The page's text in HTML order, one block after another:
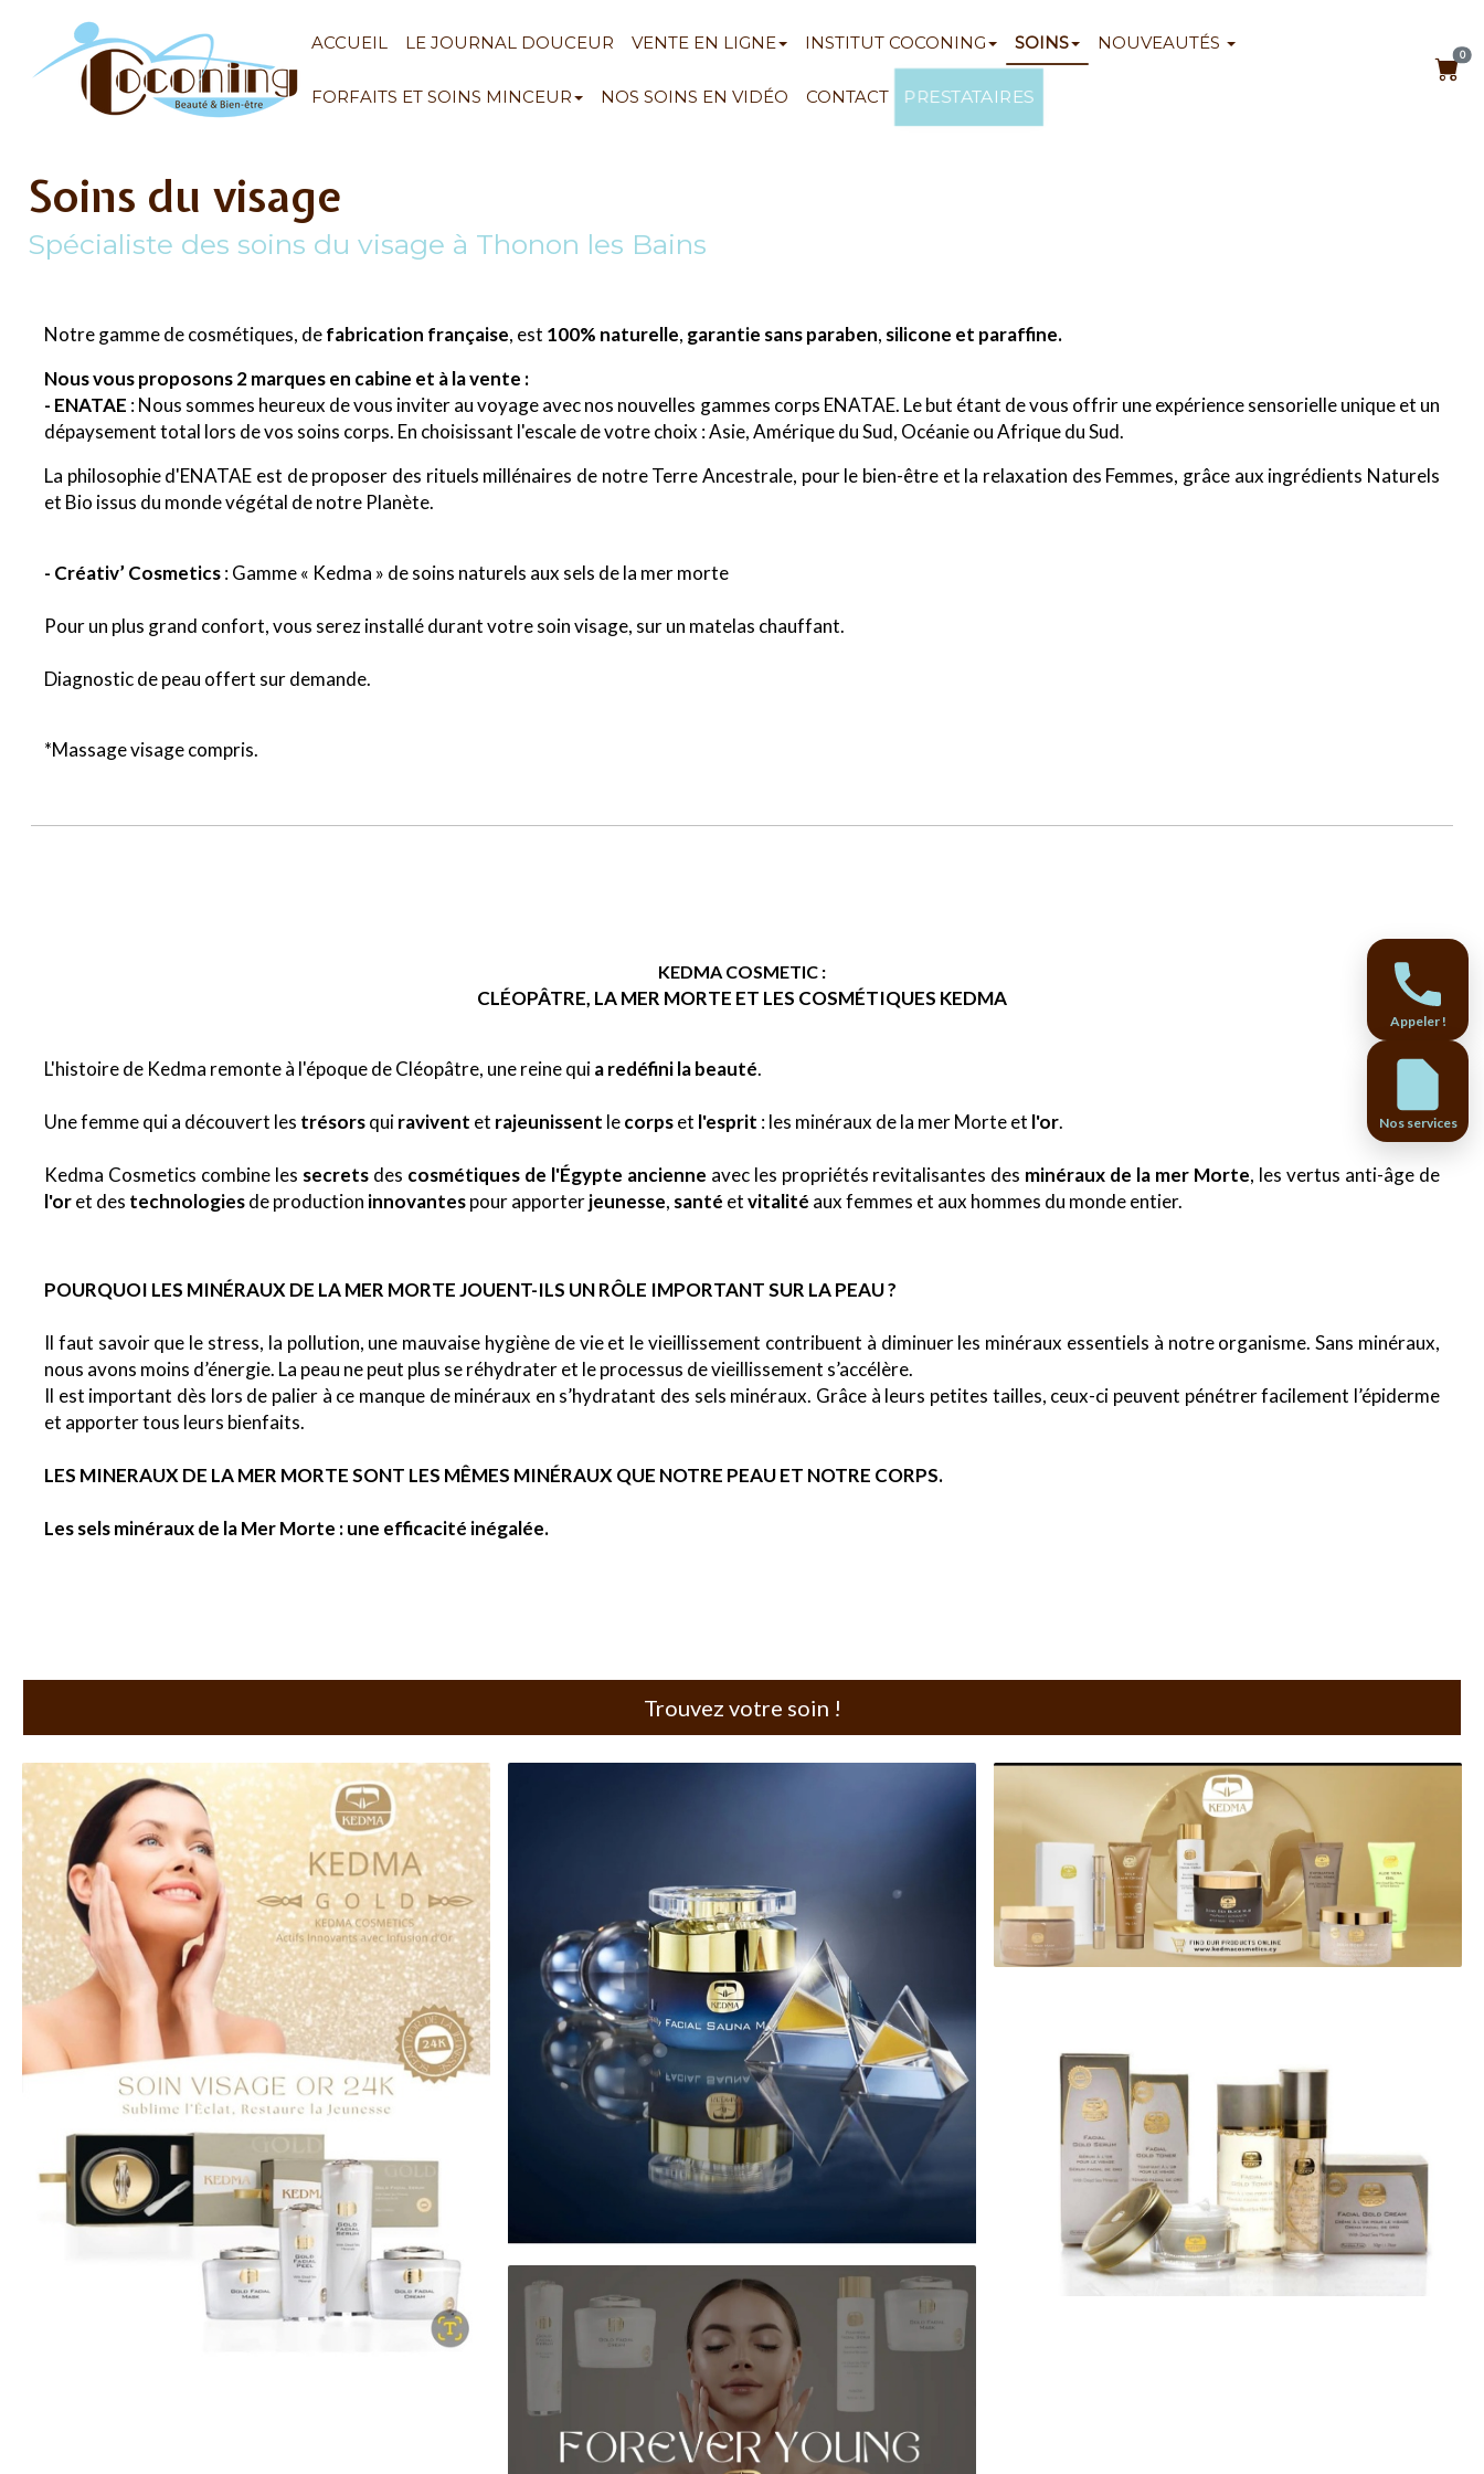
ACCUEIL LE JOURNAL DOUCEUR VENTE EN LIGNE INSTITUT COCONING SOINS NOUVEAUTÉS
FORFAITS ET SOINS MINCEUR NOS SOINS EN VIDÉO CONTACT PRESTATAIRES
0
Soins du visage
Spécialiste des soins du visage à Thonon les Bains
Notre gamme de cosmétiques, defabrication française, est 100% naturelle, garantie sans paraben, silicone et paraffine.
Nous vous proposons 2 marques en cabine et à la vente :
- ENATAE : Nous sommes heureux de vous inviter au voyage avec nos nouvelles gammes corps ENATAE. Le but étant de vous offrir une expérience sensorielle unique et un
dépaysement total lors de vos soins corps. En choisissant l'escale de votre choix : Asie, Amérique du Sud, Océanie ou Afrique du Sud.
La philosophie d'ENATAE est de proposer des rituels millénaires de notre Terre Ancestrale, pour le bien-être et la relaxation des Femmes, grâce aux ingrédients Naturels
et Bio issus du monde végétal de notre Planète.
- Créativ’ Cosmetics: Gamme « Kedma » de soins naturels aux sels de la mer morte
Pour un plus grand confort, vous serez installé durant votre soin visage, sur un matelas chauffant.
Diagnostic de peau offert sur demande.
*Massage visage compris.
KEDMA COSMETIC :
CLÉOPÂTRE, LA MER MORTE ET LES COSMÉTIQUES KEDMA
L'histoire de Kedma remonte à l'époque de Cléopâtre, une reine quia redéfini la beauté.
Une femme qui a découvert les trésorsquiravivent et rajeunissent lecorpset l'esprit : les minéraux de la mer Morte et l'or.
Kedma Cosmetics combine les secretsdes cosmétiques de l'Égypte ancienne avec les propriétés revitalisantes des minéraux de la mer Morte, les vertus anti-âge de
l'oret des technologiesde production innovantespour apporterjeunesse, santé etvitalité aux femmes et aux hommes du monde entier.
POURQUOI LES MINÉRAUX DE LA MER MORTE JOUENT-ILS UN RÔLE IMPORTANT SUR LA PEAU ?
Il faut savoir que le stress, la pollution, une mauvaise hygiène de vie et le vieillissement contribuent à diminuer les minéraux essentiels à notre organisme. Sans minéraux,
nous avons moins d’énergie. La peau ne peut plus se réhydrater et le processus de vieillissement s’accélère.
Il est important dès lors de palier à ce manque de minéraux en s’hydratant des sels minéraux. Grâce à leurs petites tailles, ceux-ci peuvent pénétrer facilement l’épiderme
et apporter tous leurs bienfaits.
LES MINERAUX DE LA MER MORTE SONT LES MÊMES MINÉRAUX QUE NOTRE PEAU ET NOTRE CORPS.
Les sels minéraux de la Mer Morte : une efficacité inégalée.
Trouvez votre soin !
Appeler !
Nos services